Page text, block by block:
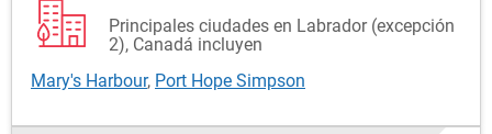
Principales ciudades en Labrador (excepción
2), Canadá incluyen
Mary's Harbour, Port Hope Simpson